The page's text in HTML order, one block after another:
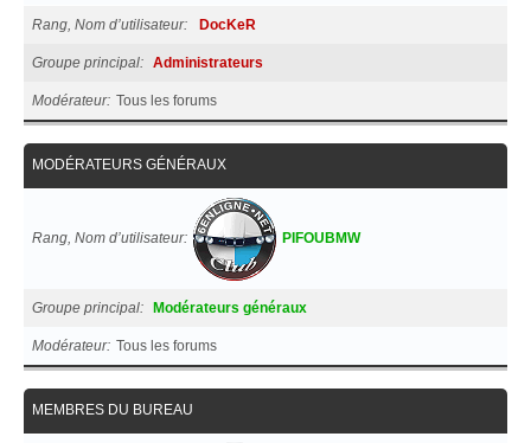
Rang, Nom d’utilisateur DocKeR
Groupe principal Administrateurs
Modérateur Tous les forums
MODÉRATEURS GÉNÉRAUX
Rang, Nom d’utilisateur PIFOUBMW
Groupe principal Modérateurs généraux
Modérateur Tous les forums
MEMBRES DU BUREAU